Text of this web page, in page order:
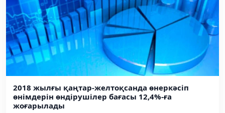
2018 жылғы қаңтар-желтоқсанда өнеркәсіп
өнімдерін өндірушілер бағасы 12,4%-ға
жоғарылады